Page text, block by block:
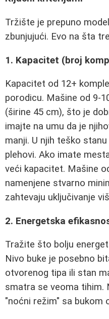
Tržište je prepuno
zbunjujući. Evo na šta
1. Kapacitet (broj
Kapacitet od 12+
porodicu. Mašine od 9-
(širine 45 cm), što je
imajte na umu da je
manji. U njih teško
plehovi. Ako imate
veći kapacitet. Mašine
namenjene stvarno
zahtevaju uključivanje
2. Energetska
Tražite što bolju
Nivo buke je posebno
otvorenog tipa ili stan
smatra se veoma tihim.
"noćni režim" sa bukom